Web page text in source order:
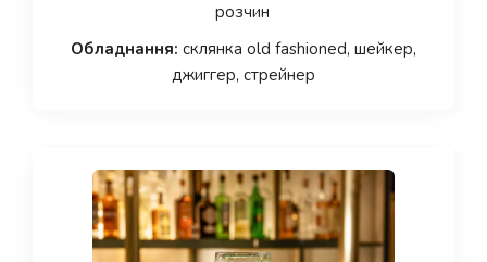
розчин
Обладнання: склянка old fashioned, шейкер,
джиггер, стрейнер